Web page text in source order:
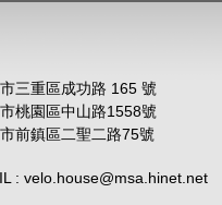
三重區成功路 165 號
桃園區中山路1558號
前鎮區二聖二路75號
: velo.house@msa.hinet.net